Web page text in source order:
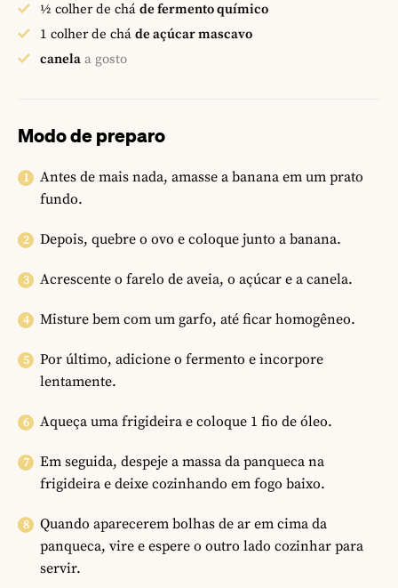
½ colher de chá de fermento químico
1 colher de chá de açúcar mascavo
canela a gosto
Modo de preparo
Antes de mais nada, amasse a banana em um prato
fundo.
Depois, quebre o ovo e coloque junto a banana.
Acrescente o farelo de aveia, o açúcar e a canela.
Misture bem com um garfo, até ficar homogêneo.
Por último, adicione o fermento e incorpore
lentamente.
Aqueça uma frigideira e coloque 1 fio de óleo.
Em seguida, despeje a massa da panqueca na
frigideira e deixe cozinhando em fogo baixo.
Quando aparecerem bolhas de ar em cima da
panqueca, vire e espere o outro lado cozinhar para
servir.